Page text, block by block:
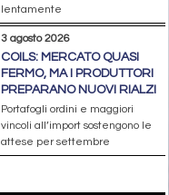
lentamente
3 agosto 2026
COILS: MERCATO QUASI
FERMO, MA I PRODUTTORI
PREPARANO NUOVI RIALZI
Portafogli ordini e maggiori
vincoli all’import sostengono le
attese per settembre